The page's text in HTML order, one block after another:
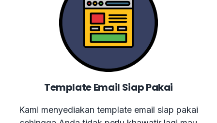
Template Email Siap Pakai
Kami menyediakan template email siap pakai